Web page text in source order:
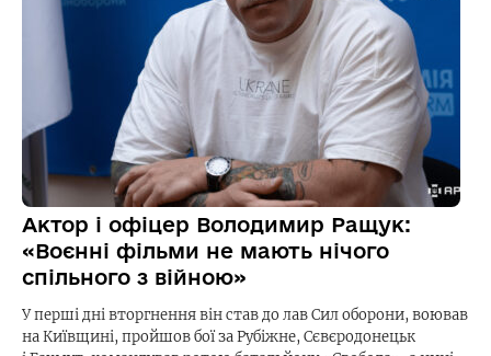
Актор і офіцер Володимир Ращук:
«Воєнні фільми не мають нічого
спільного з війною»
У перші дні вторгнення він став до лав Сил оборони, воював
на Київщині, пройшов бої за Рубіжне, Сєвєродонецьк